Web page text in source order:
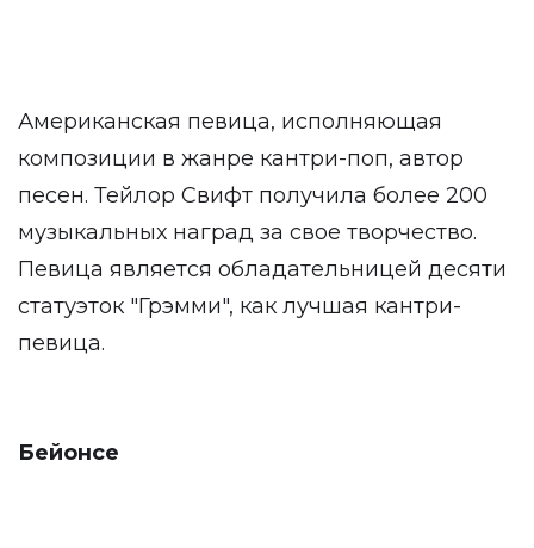
Американская певица, исполняющая
композиции в жанре кантри-поп, автор
песен. Тейлор Свифт получила более 200
музыкальных наград за свое творчество.
Певица является обладательницей десяти
статуэток "Грэмми", как лучшая кантри-
певица.
Бейонсе